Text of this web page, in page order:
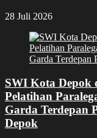
28 Juli 2026
SWI Kota Depok
Pelatihan
Garda Terdepan
Depok